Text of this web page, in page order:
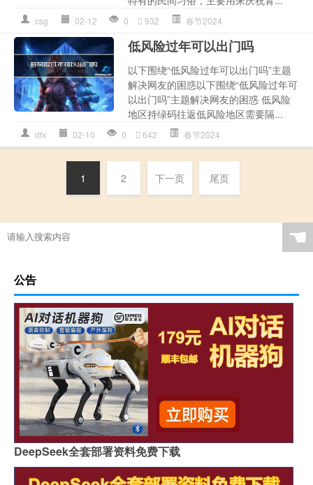
csg 02-12 0 932 春节2024
低风险过年可以出门吗
以下围绕“低风险过年可以出门吗”主题
解决网友的困惑以下围绕“低风险过年可
以出门吗”主题解决网友的困惑 低风险
地区持绿码往返低风险地区需要隔...
dfx 02-10 0 642 春节2024
1 2 下一页 尾页
☚
公告
DeepSeek全套部署资料免费下载